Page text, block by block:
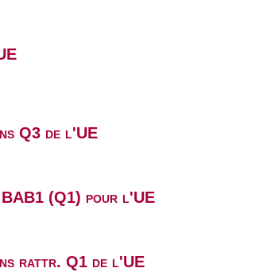
Q3 de l'UE
BAB1 (Q1) pour l'UE
rattr. Q1 de l'UE